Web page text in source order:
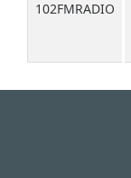
102FMRADIO